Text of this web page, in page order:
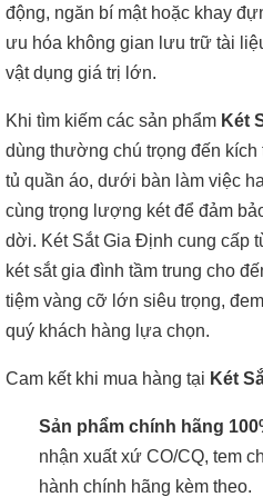
động, ngăn bí mật hoặc khay
ưu hóa không gian lưu trữ tài
vật dụng giá trị lớn.
Khi tìm kiếm các sản phẩm Két
dùng thường chú trọng đến
tủ quần áo, dưới bàn làm việc
cùng trọng lượng két để đảm
dời. Két Sắt Gia Định cung cấp
két sắt gia đình tầm trung cho
tiệm vàng cỡ lớn siêu trọng,
quý khách hàng lựa chọn.
Cam kết khi mua hàng tại Két
Sản phẩm chính hãng
nhận xuất xứ CO/CQ, tem
hành chính hãng kèm theo.